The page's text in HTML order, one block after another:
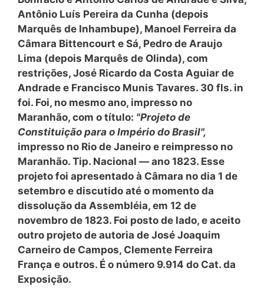
Antônio Luís Pereira da Cunha (depois
Marquês de Inhambupe), Manoel Ferreira da
Câmara Bittencourt e Sá, Pedro de Araujo
Lima (depois Marquês de Olinda), com
restrições, José Ricardo da Costa Aguiar de
Andrade e Francisco Munis Tavares. 30 fls. in
foi. Foi, no mesmo ano, impresso no
Maranhão, com o título: "Projeto de
Constituição para o Império do Brasil",
impresso no Rio de Janeiro e reimpresso no
Maranhão. Tip. Nacional — ano 1823. Esse
projeto foi apresentado à Câmara no dia 1 de
setembro e discutido até o momento da
dissolução da Assembléia, em 12 de
novembro de 1823. Foi posto de lado, e aceito
outro projeto de autoria de José Joaquim
Carneiro de Campos, Clemente Ferreira
França e outros. É o número 9.914 do Cat. da
Exposição.